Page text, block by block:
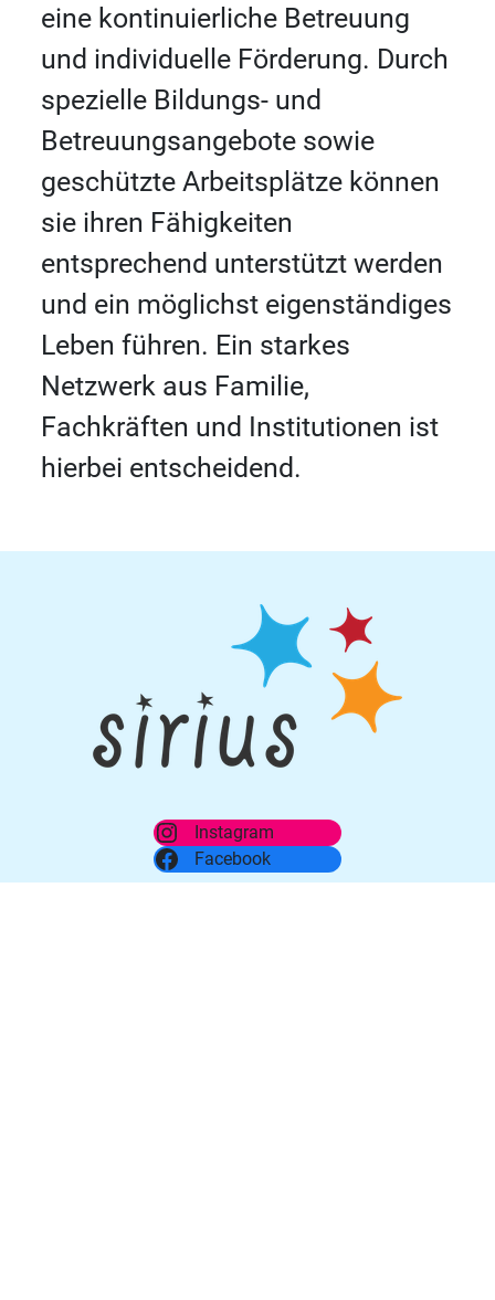
eine kontinuierliche Betreuung
und individuelle Förderung. Durch
spezielle Bildungs- und
Betreuungsangebote sowie
geschützte Arbeitsplätze können
sie ihren Fähigkeiten
entsprechend unterstützt werden
und ein möglichst eigenständiges
Leben führen. Ein starkes
Netzwerk aus Familie,
Fachkräften und Institutionen ist
hierbei entscheidend.
Instagram
Facebook